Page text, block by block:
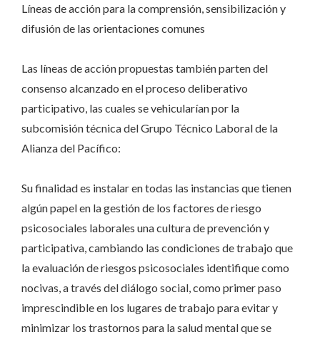
Líneas de acción para la comprensión, sensibilización y
difusión de las orientaciones comunes
Las líneas de acción propuestas también parten del
consenso alcanzado en el proceso deliberativo
participativo, las cuales se vehicularían por la
subcomisión técnica del Grupo Técnico Laboral de la
Alianza del Pacífico:
Su finalidad es instalar en todas las instancias que tienen
algún papel en la gestión de los factores de riesgo
psicosociales laborales una cultura de prevención y
participativa, cambiando las condiciones de trabajo que
la evaluación de riesgos psicosociales identifique como
nocivas, a través del diálogo social, como primer paso
imprescindible en los lugares de trabajo para evitar y
minimizar los trastornos para la salud mental que se